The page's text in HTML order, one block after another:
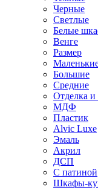
Черные
Светлые
Белые
Венге
Размер
Большие
Средние
Отделка и
МДФ
Пластик
Alvic Luxe
Эмаль
Акрил
ДСП
С патиной
Шкафы-